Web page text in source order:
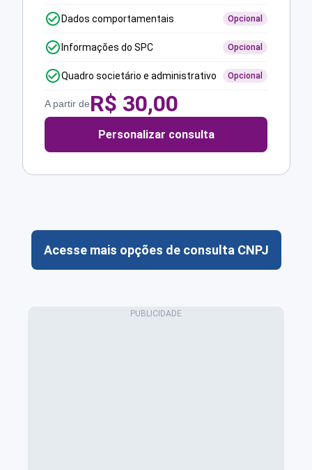
Dados comportamentais Opcional
Informações do SPC Opcional
Quadro societário e administrativo Opcional
A partir deR$ 30,00
Personalizar consulta
Acesse mais opções de consulta CNPJ